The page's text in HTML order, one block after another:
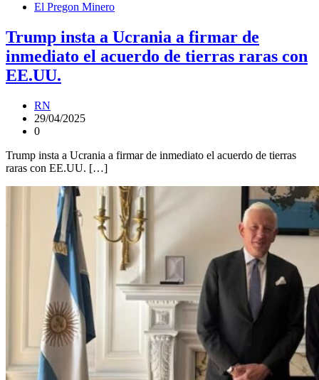
El Pregon Minero
Trump insta a Ucrania a firmar de
inmediato el acuerdo de tierras raras con
EE.UU.
RN
29/04/2025
0
Trump insta a Ucrania a firmar de inmediato el acuerdo de tierras
raras con EE.UU. […]